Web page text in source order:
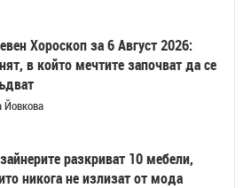
Хороскоп за 6 Август 2026:
в който мечтите започват да се
Йовкова
разкриват 10 мебели,
никога не излизат от мода